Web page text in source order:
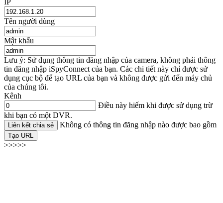
IP
Tên người dùng
Mật khẩu
Lưu ý: Sử dụng thông tin đăng nhập của camera, không phải thông
tin đăng nhập iSpyConnect của bạn. Các chi tiết này chỉ được sử
dụng cục bộ để tạo URL của bạn và không được gửi đến máy chủ
của chúng tôi.
Kênh
Điều này hiếm khi được sử dụng trừ
khi bạn có một DVR.
Liên kết chia sẻ Không có thông tin đăng nhập nào được bao gồm
Tạo URL
>>>>>